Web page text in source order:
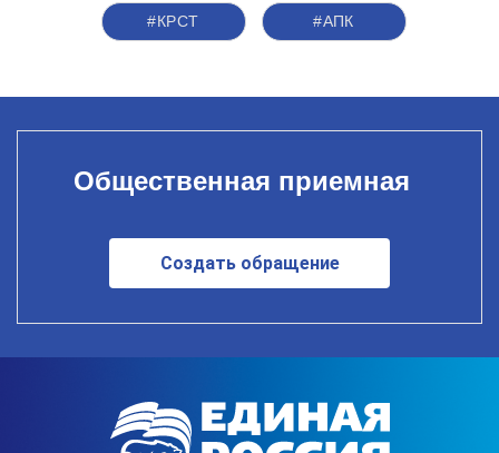
#КРСТ #АПК
Общественная приемная
Создать обращение